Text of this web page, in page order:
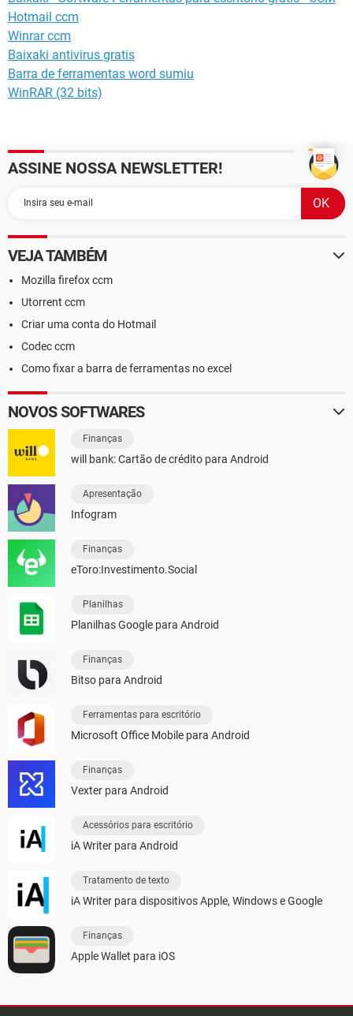
Hotmail ccm
Winrar ccm
Baixaki antivirus gratis
Barra de ferramentas word sumiu
WinRAR (32 bits)
ASSINE NOSSA NEWSLETTER!
VEJA TAMBÉM
Mozilla firefox ccm
Utorrent ccm
Criar uma conta do Hotmail
Codec ccm
Como fixar a barra de ferramentas no excel
NOVOS SOFTWARES
Finanças
will bank: Cartão de crédito para Android
Apresentação
Infogram
Finanças
eToro:Investimento.Social
Planilhas
Planilhas Google para Android
Finanças
Bitso para Android
Ferramentas para escritório
Microsoft Office Mobile para Android
Finanças
Vexter para Android
Acessórios para escritório
iA Writer para Android
Tratamento de texto
iA Writer para dispositivos Apple, Windows e Google
Finanças
Apple Wallet para iOS